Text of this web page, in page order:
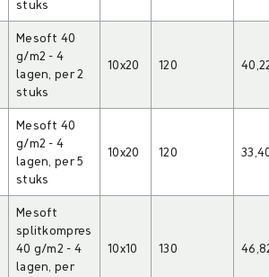
stuks
Mesoft 40
g/m2 - 4
lagen, per 2
stuks
10x20 120
Mesoft 40
g/m2 - 4
lagen, per 5
stuks
10x20 120
Mesoft
splitkompres
40 g/m2 - 4
lagen, per
10x10 130